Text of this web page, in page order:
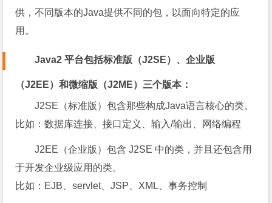
供，不同版本的Java提供不同的包，以面向特定的应
用。
Java2 平台包括标准版（J2SE）、企业版
（J2EE）和微缩版（J2ME）三个版本：
J2SE（标准版）包含那些构成Java语言核心的类。
比如：数据库连接、接口定义、输入/输出、网络编程
J2EE（企业版）包含 J2SE 中的类，并且还包含用
于开发企业级应用的类。
比如：EJB、servlet、JSP、XML、事务控制